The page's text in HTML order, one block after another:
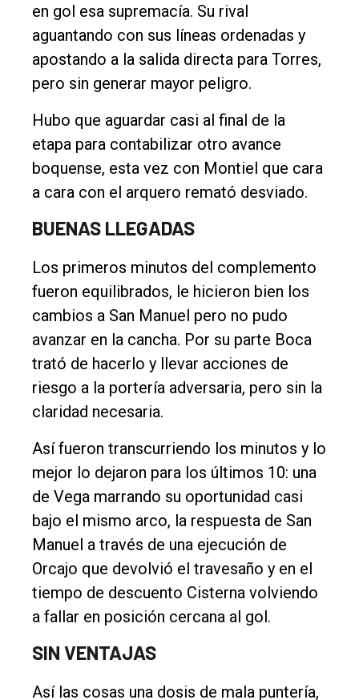
Fúnebres
Edición
Empresa
Contacto
en gol esa supremacía. Su rival
aguantando con sus líneas ordenadas y
apostando a la salida directa para Torres,
pero sin generar mayor peligro.
Hubo que aguardar casi al final de la
etapa para contabilizar otro avance
boquense, esta vez con Montiel que cara
a cara con el arquero remató desviado.
BUENAS LLEGADAS
Los primeros minutos del complemento
fueron equilibrados, le hicieron bien los
cambios a San Manuel pero no pudo
avanzar en la cancha. Por su parte Boca
trató de hacerlo y llevar acciones de
riesgo a la portería adversaria, pero sin la
claridad necesaria.
Así fueron transcurriendo los minutos y lo
mejor lo dejaron para los últimos 10: una
de Vega marrando su oportunidad casi
bajo el mismo arco, la respuesta de San
Manuel a través de una ejecución de
Orcajo que devolvió el travesaño y en el
tiempo de descuento Cisterna volviendo
a fallar en posición cercana al gol.
SIN VENTAJAS
Así las cosas una dosis de mala puntería,